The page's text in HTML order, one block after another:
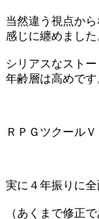
当然違う視点か
感じに纏めました
シリアスなスト
年齢層は高めです
ＲＰＧツクールＶ
実に４年振りに全
（あくまで修正